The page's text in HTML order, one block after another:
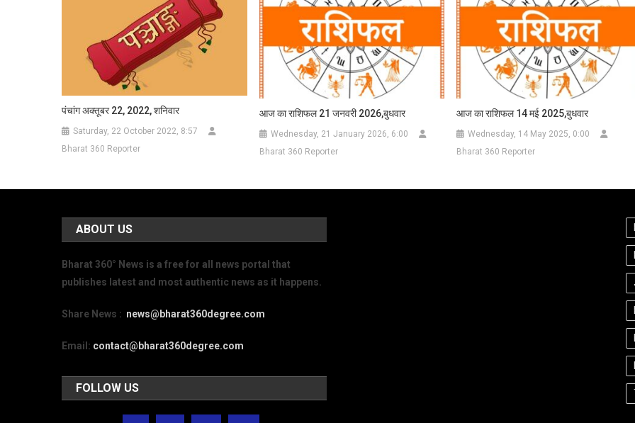
पंचांग अक्तूबर 22, 2022, शनिवार
Saturday, 22 October 2022, 8:57
Bharat 360 Reporter
आज का राशिफल 21 जनवरी 2026,बुधवार
Wednesday, 21 January 2026, 6:00
Bharat 360 Reporter
आज का राशिफल 14 मई 2025,बुधवार
Wednesday, 14 May 2025, 0:00
Bharat 360 Reporter
ABOUT US
Bharat 360° News is a free for all news portal that
publishes latest and most authentic news as it happens.
Share News : news@bharat360degree.com
Email: contact@bharat360degree.com
FOLLOW US